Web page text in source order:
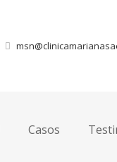
Casos